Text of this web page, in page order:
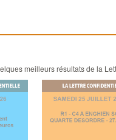
meilleurs résultats de la